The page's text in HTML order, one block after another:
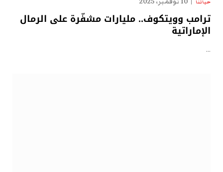
حياتنا
ترامب وويتكوف.. مليارات مشفّرة على الرمال
الإماراتية
…